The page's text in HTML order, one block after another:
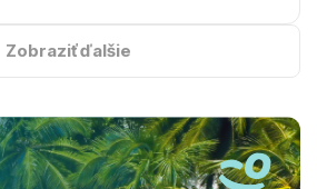
sa tešíme, kam s nami vyrazíte
Zobraziť ďalšie